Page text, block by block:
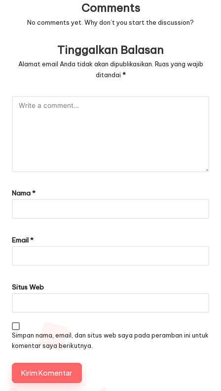
Comments
No comments yet. Why don’t you start the discussion?
Tinggalkan Balasan
Alamat email Anda tidak akan dipublikasikan. Ruas yang wajib
ditandai *
Nama*
Email*
Situs Web
Simpan nama, email, dan situs web saya pada peramban ini untuk
komentar saya berikutnya.